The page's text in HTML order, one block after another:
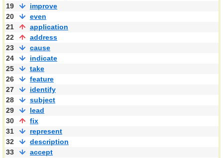
19
improve
20
even
21
application
22
address
23
cause
24
indicate
25
take
26
feature
27
identify
28
subject
29
lead
30
fix
31
represent
32
description
33
accept